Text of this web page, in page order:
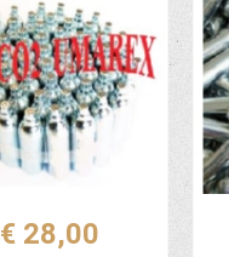
€ 28,00